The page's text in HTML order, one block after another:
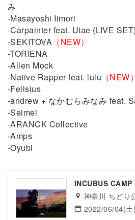
み
-Masayoshi Iimori
-Carpainter feat. Utae (LIVE SET)
-SEKITOVA （NEW）
-TORIENA
-Allen Mock
-Native Rapper feat. lulu （NEW）
-Fellsius
-andrew + なかむらみなみ feat.
-Seimei
-ARANCK Collective
-Amps
-Oyubi
INCUBUS
神奈川 ちどり
2022/06/04(